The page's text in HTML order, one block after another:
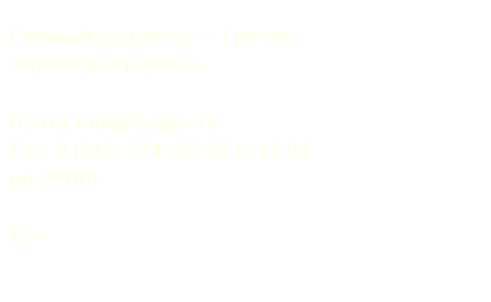
Главный редактор — Грачев
Сергей Викторович.
Почта: mail@5uglov.ru
Тел. 8 (812) 274-35-25 (c 12.00
до 18.00)
12+